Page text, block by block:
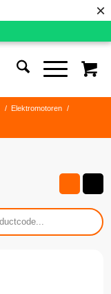
×
/ Elektromotoren
/